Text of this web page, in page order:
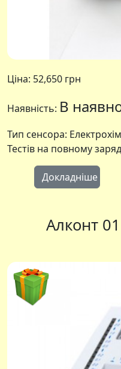
Ціна: 52,650 грн
Наявність: В
Тип сенсора:
Тестів на повному
Докладніше
Алконт